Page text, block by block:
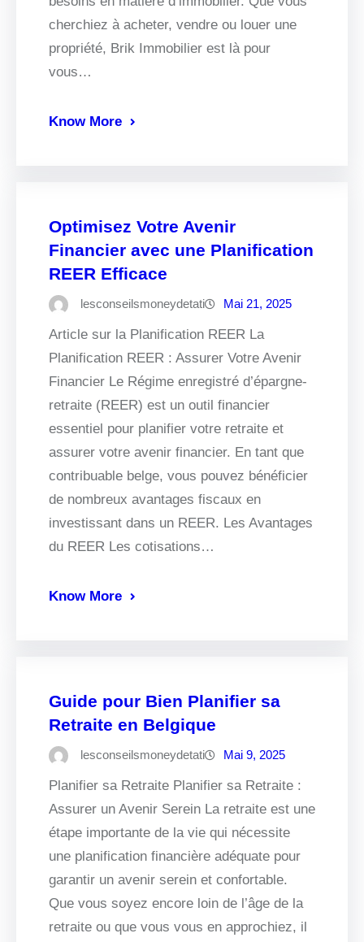
cherchiez à acheter, vendre ou louer une
propriété, Brik Immobilier est là pour
vous…
Know More
Optimisez Votre Avenir
Financier avec une Planification
REER Efficace
lesconseilsmoneydetati Mai 21, 2025
Article sur la Planification REER La
Planification REER : Assurer Votre Avenir
Financier Le Régime enregistré d’épargne-
retraite (REER) est un outil financier
essentiel pour planifier votre retraite et
assurer votre avenir financier. En tant que
contribuable belge, vous pouvez bénéficier
de nombreux avantages fiscaux en
investissant dans un REER. Les Avantages
du REER Les cotisations…
Know More
Guide pour Bien Planifier sa
Retraite en Belgique
lesconseilsmoneydetati Mai 9, 2025
Planifier sa Retraite Planifier sa Retraite :
Assurer un Avenir Serein La retraite est une
étape importante de la vie qui nécessite
une planification financière adéquate pour
garantir un avenir serein et confortable.
Que vous soyez encore loin de l’âge de la
retraite ou que vous vous en approchiez, il